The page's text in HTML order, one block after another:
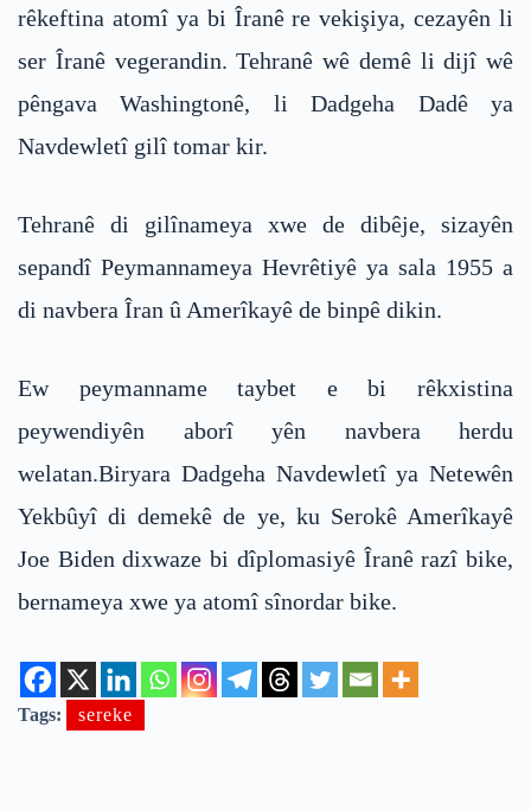
rêkeftina atomî ya bi Îranê re vekişiya, cezayên li
ser Îranê vegerandin. Tehranê wê demê li dijî wê
pêngava Washingtonê, li Dadgeha Dadê ya
Navdewletî gilî tomar kir.
Tehranê di gilînameya xwe de dibêje, sizayên
sepandî Peymannameya Hevrêtiyê ya sala 1955 a
di navbera Îran û Amerîkayê de binpê dikin.
Ew peymanname taybet e bi rêkxistina
peywendiyên aborî yên navbera herdu
welatan.Biryara Dadgeha Navdewletî ya Netewên
Yekbûyî di demekê de ye, ku Serokê Amerîkayê
Joe Biden dixwaze bi dîplomasiyê Îranê razî bike,
bernameya xwe ya atomî sînordar bike.
Tags: sereke